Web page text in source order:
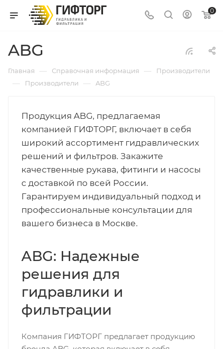
0
ABG
Главная — Справочная информация — Производители
— Производители — ABG
Продукция ABG, предлагаемая
компанией ГИФТОРГ, включает в себя
широкий ассортимент гидравлических
решений и фильтров. Закажите
качественные рукава, фитинги и насосы
с доставкой по всей России.
Гарантируем индивидуальный подход и
профессиональные консультации для
вашего бизнеса в Москве.
ABG: Надежные
решения для
гидравлики и
фильтрации
Компания ГИФТОРГ предлагает продукцию